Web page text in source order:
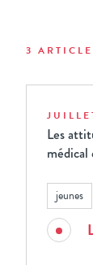
3
Les
médical
jeunes